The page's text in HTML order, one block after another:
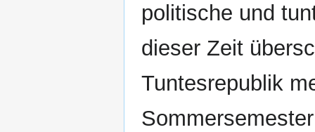
politische und
dieser Zeit
Tuntesrepublik